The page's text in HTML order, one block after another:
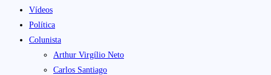
Vídeos
Política
Colunista
Arthur Virgílio Neto
Carlos Santiago